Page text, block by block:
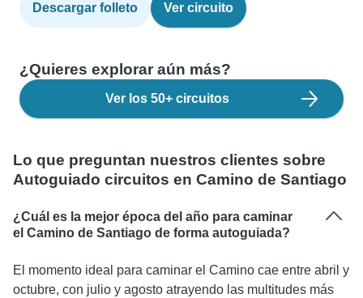
Descargar folleto Ver circuito
¿Quieres explorar aún más?
Ver los 50+ circuitos
Lo que preguntan nuestros clientes sobre
Autoguiado circuitos en Camino de Santiago
¿Cuál es la mejor época del año para caminar
el Camino de Santiago de forma autoguiada?
El momento ideal para caminar el Camino cae entre abril y
octubre, con julio y agosto atrayendo las multitudes más